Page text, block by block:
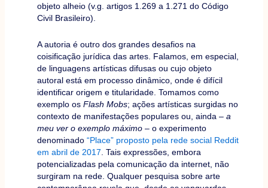
objeto alheio (v.g. artigos 1.269 a 1.271 do Código
Civil Brasileiro).
A autoria é outro dos grandes desafios na
coisificação jurídica das artes. Falamos, em especial,
de linguagens artísticas difusas ou cujo objeto
autoral está em processo dinâmico, onde é difícil
identificar origem e titularidade. Tomamos como
exemplo os Flash Mobs; ações artísticas surgidas no
contexto de manifestações populares ou, ainda – a
meu ver o exemplo máximo– o experimento
denominado “Place” proposto pela rede social Reddit
em abril de 2017 . Tais expressões, embora
potencializadas pela comunicação da internet, não
surgiram na rede. Qualquer pesquisa sobre arte